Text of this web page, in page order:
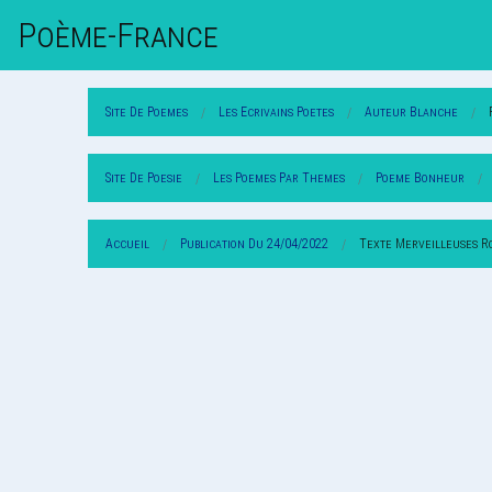
Poème-FrAnce
Site De Poemes Les Ecrivains Poetes Auteur Blanche
Site De Poesie Les Poemes Par Themes Poeme Bonheur
Accueil Publication Du 24/04/2022 Texte Merveilleuses